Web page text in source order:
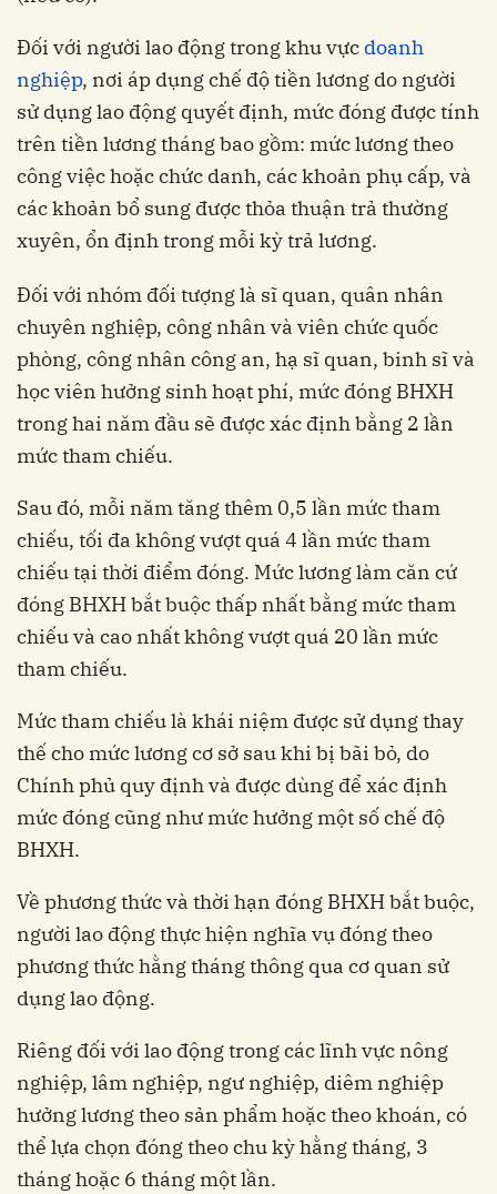
Đối với người lao động trong khu vực doanh
nghiệp, nơi áp dụng chế độ tiền lương do người
sử dụng lao động quyết định, mức đóng được tính
trên tiền lương tháng bao gồm: mức lương theo
công việc hoặc chức danh, các khoản phụ cấp, và
các khoản bổ sung được thỏa thuận trả thường
xuyên, ổn định trong mỗi kỳ trả lương.
Đối với nhóm đối tượng là sĩ quan, quân nhân
chuyên nghiệp, công nhân và viên chức quốc
phòng, công nhân công an, hạ sĩ quan, binh sĩ và
học viên hưởng sinh hoạt phí, mức đóng BHXH
trong hai năm đầu sẽ được xác định bằng 2 lần
mức tham chiếu.
Sau đó, mỗi năm tăng thêm 0,5 lần mức tham
chiếu, tối đa không vượt quá 4 lần mức tham
chiếu tại thời điểm đóng. Mức lương làm căn cứ
đóng BHXH bắt buộc thấp nhất bằng mức tham
chiếu và cao nhất không vượt quá 20 lần mức
tham chiếu.
Mức tham chiếu là khái niệm được sử dụng thay
thế cho mức lương cơ sở sau khi bị bãi bỏ, do
Chính phủ quy định và được dùng để xác định
mức đóng cũng như mức hưởng một số chế độ
BHXH.
Về phương thức và thời hạn đóng BHXH bắt buộc,
người lao động thực hiện nghĩa vụ đóng theo
phương thức hằng tháng thông qua cơ quan sử
dụng lao động.
Riêng đối với lao động trong các lĩnh vực nông
nghiệp, lâm nghiệp, ngư nghiệp, diêm nghiệp
hưởng lương theo sản phẩm hoặc theo khoán, có
thể lựa chọn đóng theo chu kỳ hằng tháng, 3
tháng hoặc 6 tháng một lần.